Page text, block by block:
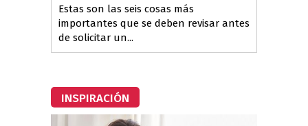
Estas son las seis cosas más
importantes que se deben revisar antes
de solicitar un...
INSPIRACIÓN